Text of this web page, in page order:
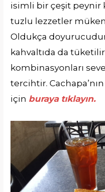
isimli bir çeşit peynir
tuzlu lezzetler
Oldukça
kahvaltıda da
kombinasyonları
tercihtir. Cachapa’nın
için buraya tıklayın.